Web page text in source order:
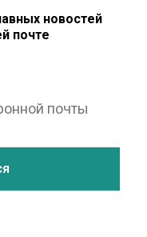
новостей
почте